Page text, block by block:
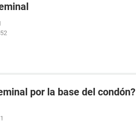
por la base del condón?